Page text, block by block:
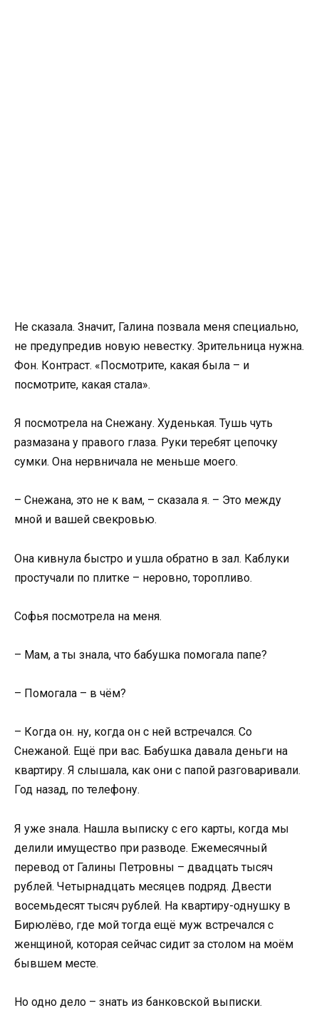
Не сказала. Значит, Галина позвала меня специально,
не предупредив новую невестку. Зрительница нужна.
Фон. Контраст. «Посмотрите, какая была – и
посмотрите, какая стала».
Я посмотрела на Снежану. Худенькая. Тушь чуть
размазана у правого глаза. Руки теребят цепочку
сумки. Она нервничала не меньше моего.
– Снежана, это не к вам, – сказала я. – Это между
мной и вашей свекровью.
Она кивнула быстро и ушла обратно в зал. Каблуки
простучали по плитке – неровно, торопливо.
Софья посмотрела на меня.
– Мам, а ты знала, что бабушка помогала папе?
– Помогала – в чём?
– Когда он. ну, когда он с ней встречался. Со
Снежаной. Ещё при вас. Бабушка давала деньги на
квартиру. Я слышала, как они с папой разговаривали.
Год назад, по телефону.
Я уже знала. Нашла выписку с его карты, когда мы
делили имущество при разводе. Ежемесячный
перевод от Галины Петровны – двадцать тысяч
рублей. Четырнадцать месяцев подряд. Двести
восемьдесят тысяч рублей. На квартиру-однушку в
Бирюлёво, где мой тогда ещё муж встречался с
женщиной, которая сейчас сидит за столом на моём
бывшем месте.
Но одно дело – знать из банковской выписки.